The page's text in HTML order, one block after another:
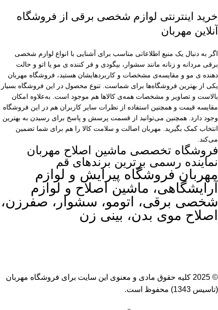
خرید اینترنتی لوازم شخصی برقی از فروشگاه
آنلاین مهربان
اگر به دنبال یک منبع اطلاعاتی مناسب برای آشنایی با انواع لوازم شخصی
برقی مردانه و زنانه مانند سشوار، بیگودی و فر کننده ی مو یا اتو و حالت
دهنده ی مو و مقایسه‌ی مشخصات و کاربردهایشان هستید، فروشگاه مهربان
یکی از بهترین فروشگاه‌ها برای شماست. تنوع محصول در این فروشگاه بسیار
بالاست و تصاویر و مشخصات همه‌ی کالاها هم موجود است. به‌علاوه امکان
مقایسه قیمت و همچنین استفاده از نظرات سایر کاربران هم در این فروشگاه
وجود دارد. همچنین می‌توانید از قسمت پرسش و پاسخ برای رسیدن به بهترین
انتخاب کمک بگیرید. مهربان اصالت و سلامت کالا را هم برای شما تضمین
می‌کند.
فروشگاه تخصصی ماشین اصلاح مهربان
نماینده رسمی برترین برندهای قم
مهربان فروشگاه پیرایش و لوازم
آرایشگاهی، ماشین اصلاح و لوازم
شخصی برقی، اتومو، سشوار، صفرزن،
اصلاح موی بدن، بینی زن
© 2025 کلیه حقوق مادی و معنوی این سایت برای
فروشگاه مهربان
(تاسیس 1343) محفوظ است.